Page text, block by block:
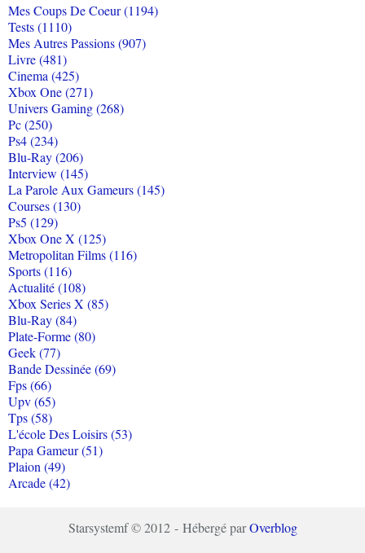
Mes Coups De Coeur (1194)
Tests (1110)
Mes Autres Passions (907)
Livre (481)
Cinema (425)
Xbox One (271)
Univers Gaming (268)
Pc (250)
Ps4 (234)
Blu-Ray (206)
Interview (145)
La Parole Aux Gameurs (145)
Courses (130)
Ps5 (129)
Xbox One X (125)
Metropolitan Films (116)
Sports (116)
Actualité (108)
Xbox Series X (85)
Blu-Ray (84)
Plate-Forme (80)
Geek (77)
Bande Dessinée (69)
Fps (66)
Upv (65)
Tps (58)
L'école Des Loisirs (53)
Papa Gameur (51)
Plaion (49)
Arcade (42)
Starsystemf © 2012 - Hébergé parOverblog